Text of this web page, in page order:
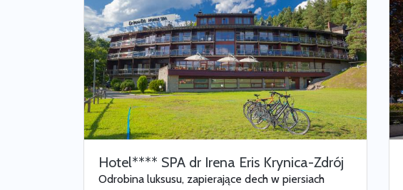
Hotel**** SPA dr Irena Eris Krynica-Zdrój
Odrobina luksusu, zapierające dech w piersiach